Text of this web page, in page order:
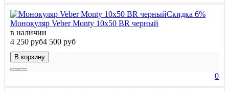
Скидка 6%
Монокуляр Veber Monty 10x50 BR черный
в наличии
4 250 руб4 500 руб
В корзину
0